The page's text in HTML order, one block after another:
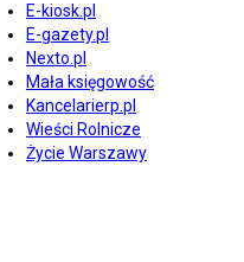
E-kiosk.pl
E-gazety.pl
Nexto.pl
Mała księgowość
Kancelarierp.pl
Wieści Rolnicze
Życie Warszawy